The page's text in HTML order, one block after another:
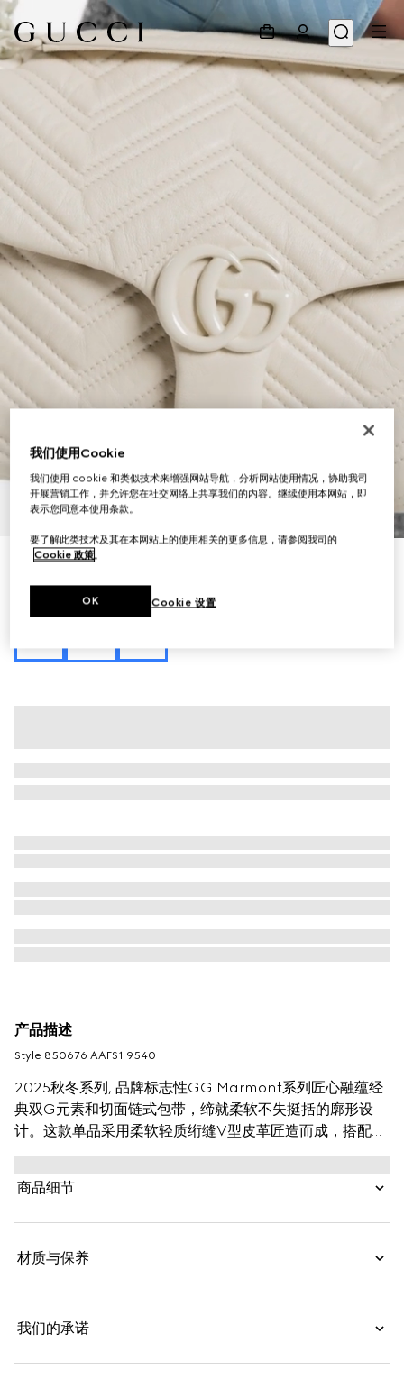
11
GG Marmont系列中号肩背包
€ 2.600
象牙白色皮革
产品描述
Style ‎850676 AAFS1 9540
2025秋冬系列, 品牌标志性GG Marmont系列匠心融蕴经
典双G元素和切面链式包带，缔就柔软不失挺括的廓形设
计。这款单品采用柔软轻质绗缝V型皮革匠造而成，搭配同
色调珐琅配件与链条。
商品细节
材质与保养
我们的承诺
我们使用Cookie
我们使用 cookie 和类似技术来增强网站导航，分析网站使用情况，协助我司
开展营销工作，并允许您在社交网络上共享我们的内容。继续使用本网站，即
表示您同意本使用条款。
要了解此类技术及其在本网站上的使用相关的更多信息，请参阅我司的
Cookie 政策。
Cookie 设置
OK